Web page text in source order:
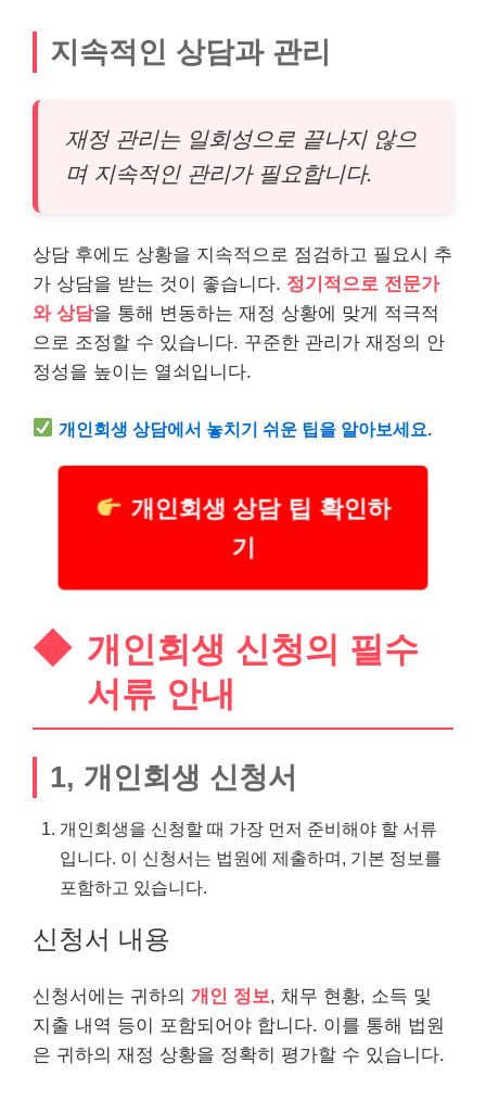
지속적인 상담과 관리
재정 관리는 일회성으로 끝나지 않으
며 지속적인 관리가 필요합니다.
상담 후에도 상황을 지속적으로 점검하고 필요시 추
가 상담을 받는 것이 좋습니다. 정기적으로 전문가
와 상담을 통해 변동하는 재정 상황에 맞게 적극적
으로 조정할 수 있습니다. 꾸준한 관리가 재정의 안
정성을 높이는 열쇠입니다.
개인회생 상담에서 놓치기 쉬운 팁을 알아보세요.
개인회생 상담 팁 확인하
기
개인회생 신청의 필수
서류 안내
1, 개인회생 신청서
개인회생을 신청할 때 가장 먼저 준비해야 할 서류
입니다. 이 신청서는 법원에 제출하며, 기본 정보를
포함하고 있습니다.
신청서 내용
신청서에는 귀하의 개인 정보, 채무 현황, 소득 및
지출 내역 등이 포함되어야 합니다. 이를 통해 법원
은 귀하의 재정 상황을 정확히 평가할 수 있습니다.